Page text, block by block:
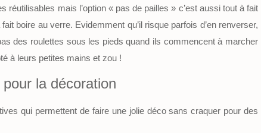
mais l’option « pas de pailles » c’est aussi tout à fait
boire au verre. Evidemment qu’il risque parfois d’en renverser,
des roulettes sous les pieds quand ils commencent à marcher
à leurs petites mains et zou !
la décoration
qui permettent de faire une jolie déco sans craquer pour des